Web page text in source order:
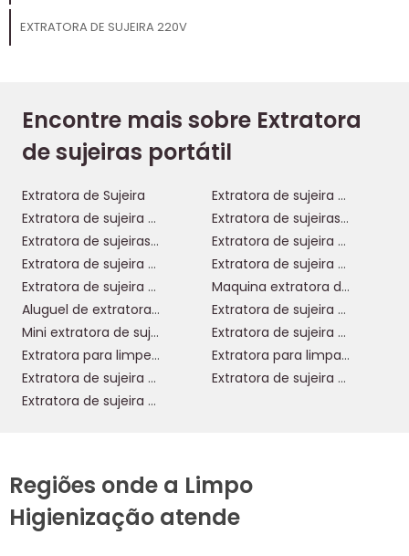
EXTRATORA DE SUJEIRA 220V
Encontre mais sobre Extratora
de sujeiras portátil
Extratora de Sujeira
Extratora de sujeira wap
Extratora de sujeira wap aqua cleaner
Extratora de sujeiras portátil wap spot cleaner w3
Extratora de sujeiras portátil
Extratora de sujeira britânia bex2000v 3 em 1 1200w
Extratora de sujeira profissional
Extratora de sujeira britânia
Extratora de sujeira sofa
Maquina extratora de sujeira
Aluguel de extratora de sujeira
Extratora de sujeira a vapor
Mini extratora de sujeira
Extratora de sujeira estofados
Extratora para limpeza de estofados
Extratora para limpar sofá
Extratora de sujeira doméstica
Extratora de sujeira portátil
Extratora de sujeira 220v
Regiões onde a Limpo
Higienização atende